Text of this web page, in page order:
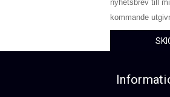
nyhetsbrev till
kommande